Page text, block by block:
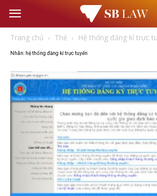
Văn
Luật
Trang chủ Thẻ Hệ thống đăng kí trực
Nhãn: hệ thống đăng kí trực tuyến